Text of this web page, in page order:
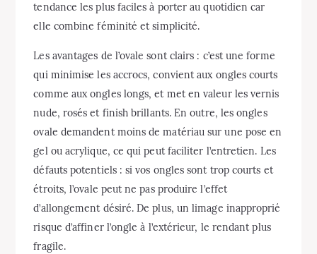
tendance les plus faciles à porter au quotidien car
elle combine féminité et simplicité.
Les avantages de l’ovale sont clairs : c’est une forme
qui minimise les accrocs, convient aux ongles courts
comme aux ongles longs, et met en valeur les vernis
nude, rosés et finish brillants. En outre, les ongles
ovale demandent moins de matériau sur une pose en
gel ou acrylique, ce qui peut faciliter l’entretien. Les
défauts potentiels : si vos ongles sont trop courts et
étroits, l’ovale peut ne pas produire l’effet
d’allongement désiré. De plus, un limage inapproprié
risque d’affiner l’ongle à l’extérieur, le rendant plus
fragile.